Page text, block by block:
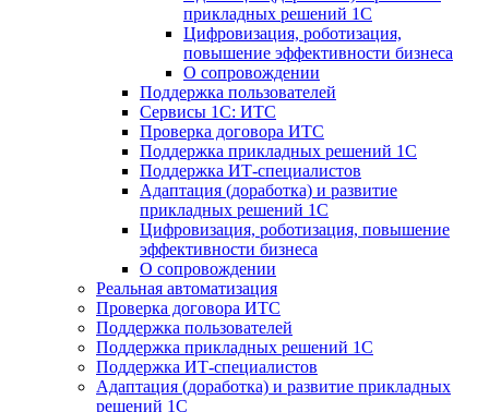
прикладных решений 1С
Цифровизация, роботизация,
повышение эффективности бизнеса
О сопровождении
Поддержка пользователей
Сервисы 1С: ИТС
Проверка договора ИТС
Поддержка прикладных решений 1С
Поддержка ИТ-специалистов
Адаптация (доработка) и развитие
прикладных решений 1С
Цифровизация, роботизация, повышение
эффективности бизнеса
О сопровождении
Реальная автоматизация
Проверка договора ИТС
Поддержка пользователей
Поддержка прикладных решений 1С
Поддержка ИТ-специалистов
Адаптация (доработка) и развитие прикладных
решений 1С